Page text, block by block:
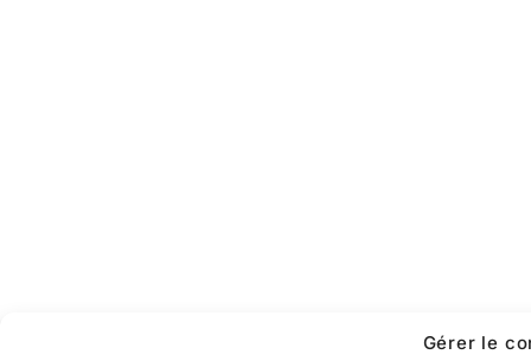
Gérer le